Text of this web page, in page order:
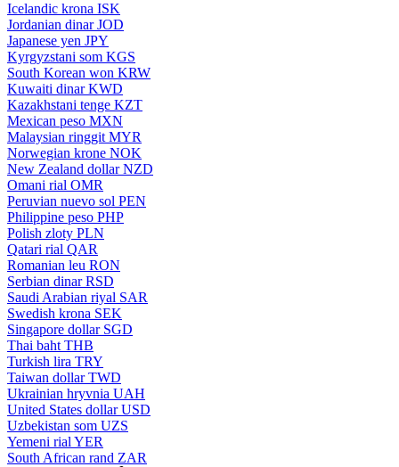
Icelandic krona ISK
Jordanian dinar JOD
Japanese yen JPY
Kyrgyzstani som KGS
South Korean won KRW
Kuwaiti dinar KWD
Kazakhstani tenge KZT
Mexican peso MXN
Malaysian ringgit MYR
Norwegian krone NOK
New Zealand dollar NZD
Omani rial OMR
Peruvian nuevo sol PEN
Philippine peso PHP
Polish zloty PLN
Qatari rial QAR
Romanian leu RON
Serbian dinar RSD
Saudi Arabian riyal SAR
Swedish krona SEK
Singapore dollar SGD
Thai baht THB
Turkish lira TRY
Taiwan dollar TWD
Ukrainian hryvnia UAH
United States dollar USD
Uzbekistan som UZS
Yemeni rial YER
South African rand ZAR